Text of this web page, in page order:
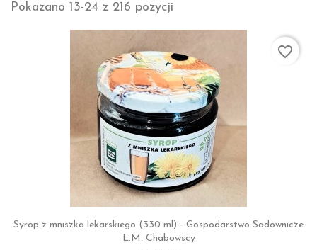
Pokazano 13-24 z 216 pozycji
Syrop z mniszka lekarskiego (330 ml) - Gospodarstwo Sadownicze
E.M. Chabowscy
favorite_border